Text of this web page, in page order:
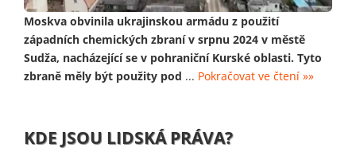
Moskva obvinila ukrajinskou armádu z použití
západních chemických zbraní v srpnu 2024 v městě
Sudža, nacházející se v pohraniční Kurské oblasti. Tyto
zbraně měly být použity pod ... Pokračovat ve čtení »»
KDE JSOU LIDSKÁ PRÁVA?